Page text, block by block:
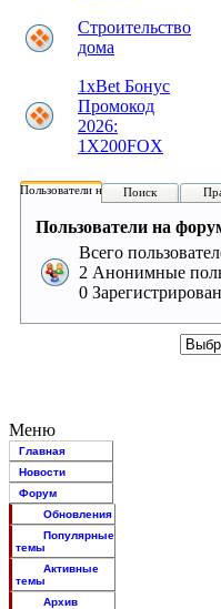
Строительство
дома
1xBet Бонус
Промокод
2026:
1X200FOX
Пользователи на форуме:
Поиск
Пользователи на
Всего
2 Анонимные
0
Меню
Главная
Новости
Форум
Обновления
Популярные
темы
Активные
темы
Архив